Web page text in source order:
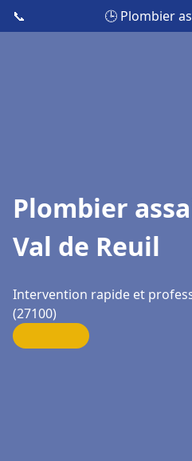
📞 🕒 Plombier
Plombier
Val de Reuil
Intervention rapide et
(27100)